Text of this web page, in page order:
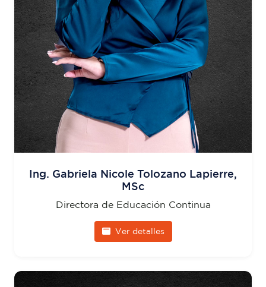
Ing. Gabriela Nicole Tolozano Lapierre,
MSc
Directora de Educación Continua
Ver detalles